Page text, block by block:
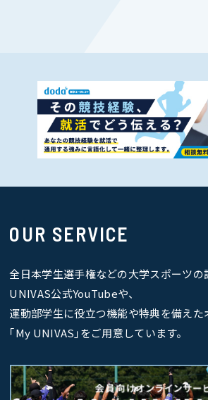
OUR SERVICE
全日本学生選手権などの大学スポーツの
UNIVAS公式YouTubeや、
運動部学生に役立つ機能や特典を備えた
｢My UNIVAS｣をご用意しています。